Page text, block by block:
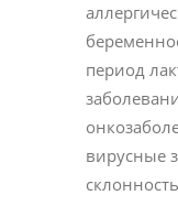
период
вирусные